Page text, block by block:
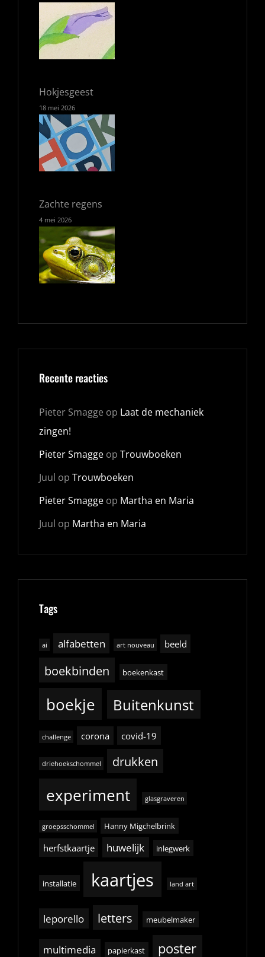
Hokjesgeest
18 mei 2026
Zachte regens
4 mei 2026
Recente reacties
Pieter Smagge op Laat de mechaniek
zingen!
Pieter Smagge op Trouwboeken
Juul op Trouwboeken
Pieter Smagge op Martha en Maria
Juul op Martha en Maria
Tags
ai alfabetten art nouveau beeld
boekbinden boekenkast
boekje Buitenkunst
challenge corona covid-19
driehoekschommel drukken
experiment glasgraveren
groepsschommel Hanny Migchelbrink
herfstkaartje huwelijk inlegwerk
installatie kaartjes land art
leporello letters meubelmaker
multimedia papierkast poster